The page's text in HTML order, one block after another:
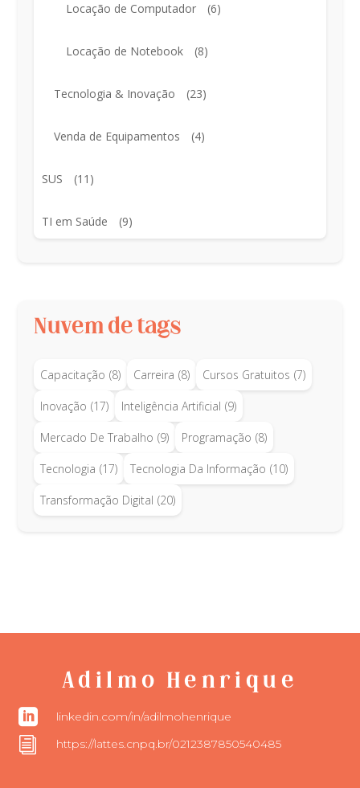
Locação de Computador (6)
Locação de Notebook (8)
Tecnologia & Inovação (23)
Venda de Equipamentos (4)
SUS (11)
TI em Saúde (9)
Nuvem de tags
Capacitação (8) Carreira (8) Cursos Gratuitos (7)
Inovação (17) Inteligência Artificial (9)
Mercado De Trabalho (9) Programação (8)
Tecnologia (17) Tecnologia Da Informação (10)
Transformação Digital (20)
Adilmo Henrique
 linkedin.com/in/adilmohenrique
i https://lattes.cnpq.br/0212387850540485